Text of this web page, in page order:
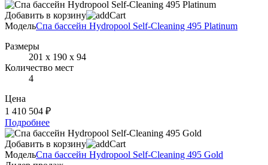
Добавить в корзину
МодельСпа бассейн Hydropool Self-Cleaning 495 Platinum
Размеры
201 х 190 х 94
Количество мест
4
Цена
1 410 504 ₽
Подробнее
Добавить в корзину
МодельСпа бассейн Hydropool Self-Cleaning 495 Gold